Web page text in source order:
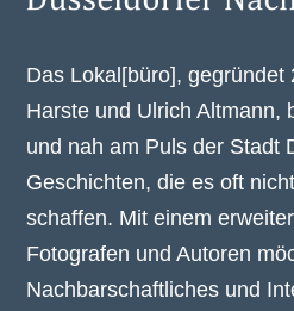
Das Lokal[büro], gegründet
Harste und Ulrich Altmann,
und nah am Puls der Stadt
Geschichten, die es oft
schaffen. Mit einem
Fotografen und Autoren
Nachbarschaftliches und